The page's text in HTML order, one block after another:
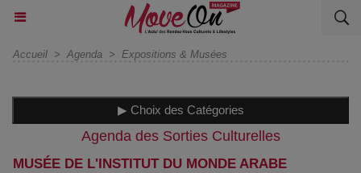
Accueil > Agenda > Expositions & Musées
▶ Choix des Catégories
Agenda des Sorties Culturelles
MUSÉE DE L'INSTITUT DU MONDE ARABE